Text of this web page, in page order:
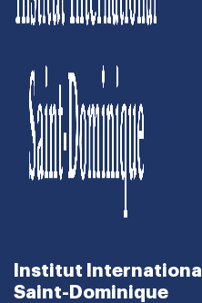
Institut International
Saint-Dominique